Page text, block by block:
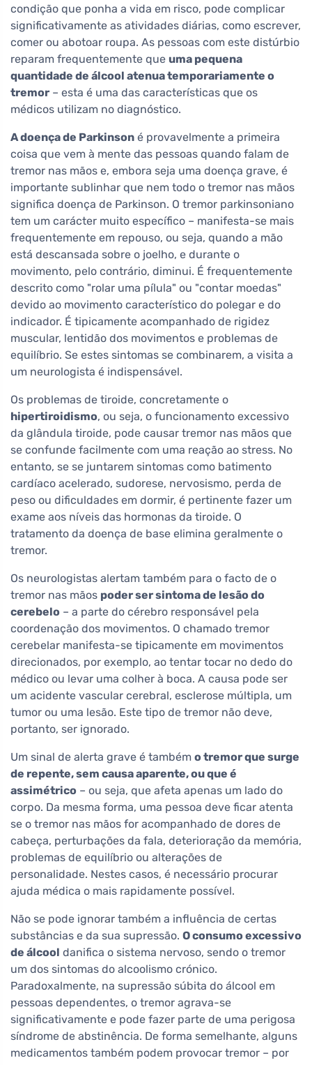
condição que ponha a vida em risco, pode complicar
significativamente as atividades diárias, como escrever,
comer ou abotoar roupa. As pessoas com este distúrbio
reparam frequentemente que uma pequena
quantidade de álcool atenua temporariamente o
tremor – esta é uma das características que os
médicos utilizam no diagnóstico.
A doença de Parkinson é provavelmente a primeira
coisa que vem à mente das pessoas quando falam de
tremor nas mãos e, embora seja uma doença grave, é
importante sublinhar que nem todo o tremor nas mãos
significa doença de Parkinson. O tremor parkinsoniano
tem um carácter muito específico – manifesta-se mais
frequentemente em repouso, ou seja, quando a mão
está descansada sobre o joelho, e durante o
movimento, pelo contrário, diminui. É frequentemente
descrito como "rolar uma pílula" ou "contar moedas"
devido ao movimento característico do polegar e do
indicador. É tipicamente acompanhado de rigidez
muscular, lentidão dos movimentos e problemas de
equilíbrio. Se estes sintomas se combinarem, a visita a
um neurologista é indispensável.
Os problemas de tiroide, concretamente o
hipertiroidismo, ou seja, o funcionamento excessivo
da glândula tiroide, pode causar tremor nas mãos que
se confunde facilmente com uma reação ao stress. No
entanto, se se juntarem sintomas como batimento
cardíaco acelerado, sudorese, nervosismo, perda de
peso ou dificuldades em dormir, é pertinente fazer um
exame aos níveis das hormonas da tiroide. O
tratamento da doença de base elimina geralmente o
tremor.
Os neurologistas alertam também para o facto de o
tremor nas mãos poder ser sintoma de lesão do
cerebelo – a parte do cérebro responsável pela
coordenação dos movimentos. O chamado tremor
cerebelar manifesta-se tipicamente em movimentos
direcionados, por exemplo, ao tentar tocar no dedo do
médico ou levar uma colher à boca. A causa pode ser
um acidente vascular cerebral, esclerose múltipla, um
tumor ou uma lesão. Este tipo de tremor não deve,
portanto, ser ignorado.
Um sinal de alerta grave é também o tremor que surge
de repente, sem causa aparente, ou que é
assimétrico – ou seja, que afeta apenas um lado do
corpo. Da mesma forma, uma pessoa deve ficar atenta
se o tremor nas mãos for acompanhado de dores de
cabeça, perturbações da fala, deterioração da memória,
problemas de equilíbrio ou alterações de
personalidade. Nestes casos, é necessário procurar
ajuda médica o mais rapidamente possível.
Não se pode ignorar também a influência de certas
substâncias e da sua supressão. O consumo excessivo
de álcool danifica o sistema nervoso, sendo o tremor
um dos sintomas do alcoolismo crónico.
Paradoxalmente, na supressão súbita do álcool em
pessoas dependentes, o tremor agrava-se
significativamente e pode fazer parte de uma perigosa
síndrome de abstinência. De forma semelhante, alguns
medicamentos também podem provocar tremor – por